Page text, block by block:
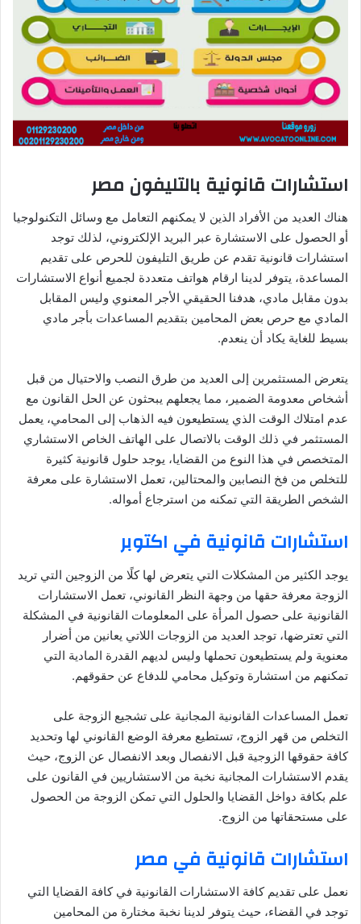
استشارات قانونية بالتليفون مصر
هناك العديد من الأفراد الذين لا يمكنهم التعامل مع وسائل التكنولوجيا
أو الحصول على الاستشارة عبر البريد الإلكتروني، لذلك توجد
استشارات قانونية تقدم عن طريق التليفون للحرص على تقديم
المساعدة، يتوفر لدينا ارقام هواتف متعددة لجميع أنواع الاستشارات
بدون مقابل مادي، هدفنا الحقيقي الأجر المعنوي وليس المقابل
المادي مع حرص بعض المحامين بتقديم المساعدات بأجر مادي
بسيط للغاية يكاد أن ينعدم.
يتعرض المستثمرين إلى العديد من طرق النصب والاحتيال من قبل
أشخاص معدومة الضمير، مما يجعلهم يبحثون عن الحل القانون مع
عدم امتلاك الوقت الذي يستطيعون فيه الذهاب إلى المحامي، يعمل
المستثمر في ذلك الوقت بالاتصال على الهاتف الخاص الاستشاري
المتخصص في هذا النوع من القضايا، يوجد حلول قانونية كثيرة
للتخلص من فخ النصابين والمحتالين، تعمل الاستشارة على معرفة
الشخص الطريقة التي تمكنه من استرجاع أمواله.
استشارات قانونية في اكتوبر
يوجد الكثير من المشكلات التي يتعرض لها كلًا من الزوجين التي تريد
الزوجة معرفة حقها من وجهة النظر القانوني، تعمل الاستشارات
القانونية على حصول المرأة على المعلومات القانونية في المشكلة
التي تعترضها، توجد العديد من الزوجات اللاتي يعانين من أضرار
معنوية ولم يستطيعون تحملها وليس لديهم القدرة المادية التي
تمكنهم من استشارة وتوكيل محامي للدفاع عن حقوقهم.
تعمل المساعدات القانونية المجانية على تشجيع الزوجة على
التخلص من قهر الزوج، تستطيع معرفة الوضع القانوني لها وتحديد
كافة حقوقها الزوجية قبل الانفصال وبعد الانفصال عن الزوج، حيث
يقدم الاستشارات المجانية نخبة من الاستشاريين في القانون على
علم بكافة دواخل القضايا والحلول التي تمكن الزوجة من الحصول
على مستحقاتها من الزوج.
استشارات قانونية في مصر
نعمل على تقديم كافة الاستشارات القانونية في كافة القضايا التي
توجد في القضاء، حيث يتوفر لدينا نخبة مختارة من المحامين